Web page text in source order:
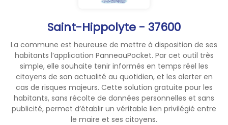
Saint-Hippolyte - 37600
La commune est heureuse de mettre à disposition de ses
habitants l’application PanneauPocket. Par cet outil très
simple, elle souhaite tenir informés en temps réel les
citoyens de son actualité au quotidien, et les alerter en
cas de risques majeurs. Cette solution gratuite pour les
habitants, sans récolte de données personnelles et sans
publicité, permet d’établir un véritable lien privilégié entre
le maire et ses citoyens.
des services de l’État
loire.gouv.fr/secheresse ) et
sur le site national VigiEau
(https://vigieau.gouv.fr/).